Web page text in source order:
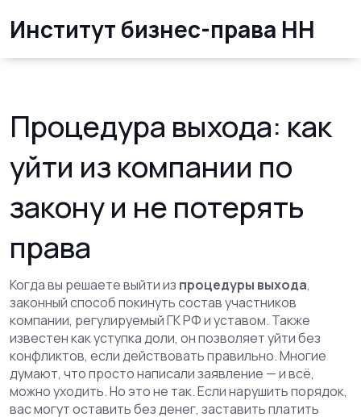
Институт бизнес-права НН
Процедура выхода: как
уйти из компании по
закону и не потерять
права
Когда вы решаете выйти из процедуры выхода,
законный способ покинуть состав участников
компании, регулируемый ГК РФ и уставом. Также
известен какуступка доли, он позволяет уйти без
конфликтов, если действовать правильно.Многие
думают, что просто написали заявление — и всё,
можно уходить. Но это не так. Если нарушить порядок,
вас могут оставить без денег, заставить платить